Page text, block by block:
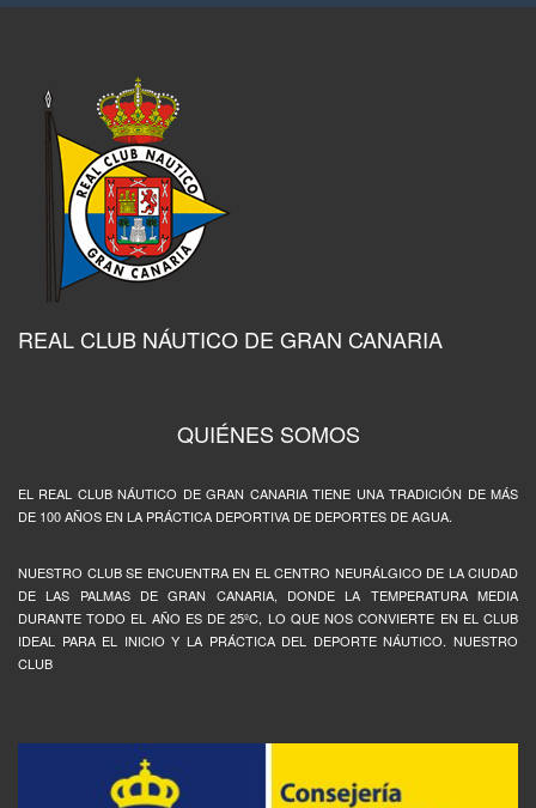
REAL CLUB NÁUTICO DE GRAN CANARIA
QUIÉNES SOMOS
EL REAL CLUB NÁUTICO DE GRAN CANARIA TIENE UNA TRADICIÓN DE MÁS
DE 100 AÑOS EN LA PRÁCTICA DEPORTIVA DE DEPORTES DE AGUA.
NUESTRO CLUB SE ENCUENTRA EN EL CENTRO NEURÁLGICO DE LA CIUDAD
DE LAS PALMAS DE GRAN CANARIA, DONDE LA TEMPERATURA MEDIA
DURANTE TODO EL AÑO ES DE 25ºC, LO QUE NOS CONVIERTE EN EL CLUB
IDEAL PARA EL INICIO Y LA PRÁCTICA DEL DEPORTE NÁUTICO. NUESTRO
CLUB